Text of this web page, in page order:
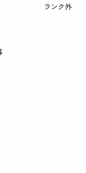
ランク外